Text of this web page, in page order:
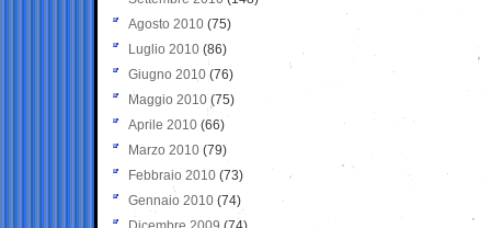
Agosto 2010 (75)
Luglio 2010 (86)
Giugno 2010 (76)
Maggio 2010 (75)
Aprile 2010 (66)
Marzo 2010 (79)
Febbraio 2010 (73)
Gennaio 2010 (74)